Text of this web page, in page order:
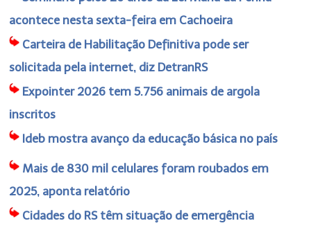
acontece nesta sexta-feira em Cachoeira
Carteira de Habilitação Definitiva pode ser
solicitada pela internet, diz DetranRS
Expointer 2026 tem 5.756 animais de argola
inscritos
Ideb mostra avanço da educação básica no país
Mais de 830 mil celulares foram roubados em
2025, aponta relatório
Cidades do RS têm situação de emergência